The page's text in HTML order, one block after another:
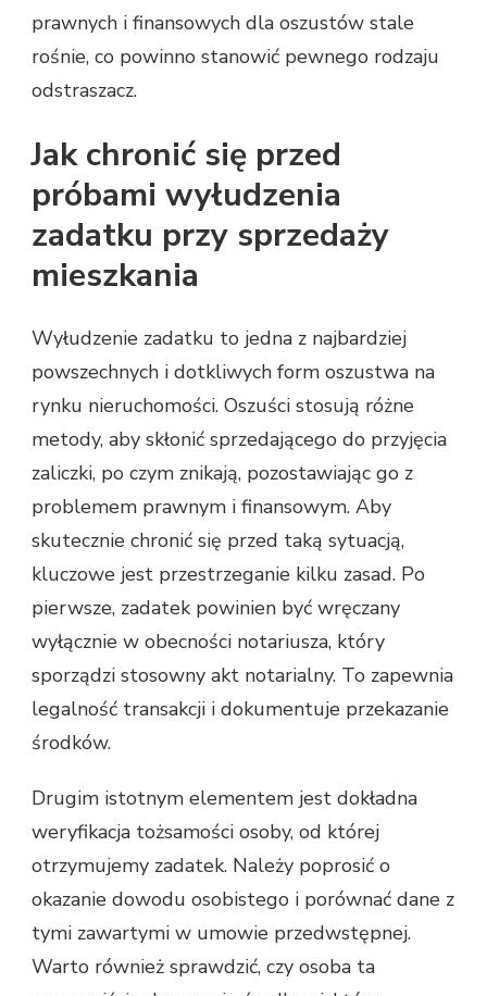
prawnych i finansowych dla oszustów stale
rośnie, co powinno stanowić pewnego rodzaju
odstraszacz.
Jak chronić się przed
próbami wyłudzenia
zadatku przy sprzedaży
mieszkania
Wyłudzenie zadatku to jedna z najbardziej
powszechnych i dotkliwych form oszustwa na
rynku nieruchomości. Oszuści stosują różne
metody, aby skłonić sprzedającego do przyjęcia
zaliczki, po czym znikają, pozostawiając go z
problemem prawnym i finansowym. Aby
skutecznie chronić się przed taką sytuacją,
kluczowe jest przestrzeganie kilku zasad. Po
pierwsze, zadatek powinien być wręczany
wyłącznie w obecności notariusza, który
sporządzi stosowny akt notarialny. To zapewnia
legalność transakcji i dokumentuje przekazanie
środków.
Drugim istotnym elementem jest dokładna
weryfikacja tożsamości osoby, od której
otrzymujemy zadatek. Należy poprosić o
okazanie dowodu osobistego i porównać dane z
tymi zawartymi w umowie przedwstępnej.
Warto również sprawdzić, czy osoba ta